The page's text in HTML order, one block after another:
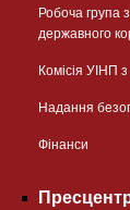
Робоча група
державного
Комісія УІНП
Надання
Фінанси